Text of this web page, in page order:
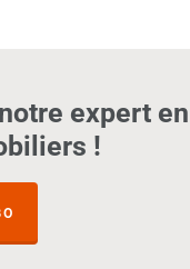
expert en
!